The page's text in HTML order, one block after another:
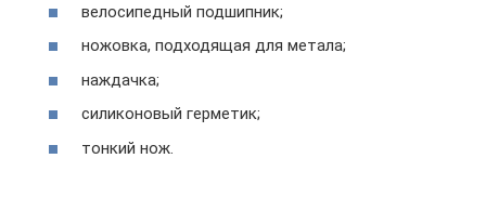
велосипедный подшипник;
ножовка, подходящая для метала;
наждачка;
силиконовый герметик;
тонкий нож.